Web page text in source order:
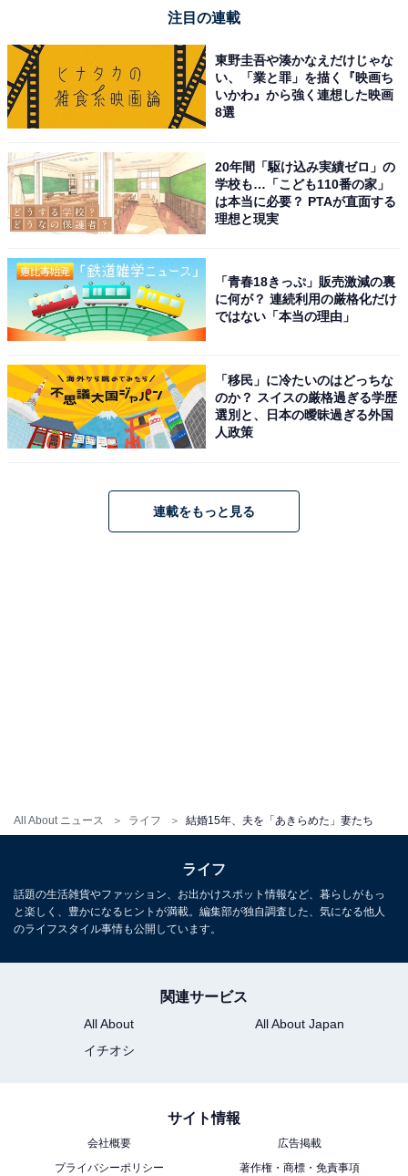
All About ニュース ライフ 結婚15年、夫を「あきらめた」妻たち
の先、何があるかわからないなと思い始めています」
ミキさん（40歳）は結婚13年。10歳のひとり娘がひとり
いる。子どもが病弱だったため、一時期は専業主婦だっ
た。その後、再就職を果たしたが、夫は彼女がいまだに
「家事も子どものことも完全にワンオペ状態です。それ
どころか夫は自分のことさえしなくなってる。結婚当初
て自分で磨いていたのに。専業主婦時代に私がやってし
まったのがいけないんですが、状況が変わったのだから
自分でやってほしいと言ってもやらない。日頃のストレ
い！』とキレちゃったんですよね。そこから夫が私に対
してやたらとビビるようになって……。ちゃんと話し合
おうと言っているんですが、夫は仕事が忙しいと逃げて
ばかり」
最近、ミキさんの頭の中には「離婚」の二文字が浮かぶ
ようになっている。離婚しても経済的にやっていけるか
注目の連載
東野圭吾や湊かなえだけじゃな
い、「業と罪」を描く『映画ち
いかわ』から強く連想した映画
8選
20年間「駆け込み実績ゼロ」の
学校も…「こども110番の家」
は本当に必要？ PTAが直面する
理想と現実
「青春18きっぷ」販売激減の裏
に何が？ 連続利用の厳格化だけ
ではない「本当の理由」
「移民」に冷たいのはどっちな
のか？ スイスの厳格過ぎる学歴
選別と、日本の曖昧過ぎる外国
人政策
連載をもっと見る
ライフ
話題の生活雑貨やファッション、お出かけスポット情報など、暮らしがもっ
と楽しく、豊かになるヒントが満載。編集部が独自調査した、気になる他人
のライフスタイル事情も公開しています。
関連サービス
All About
All About Japan
イチオシ
サイト情報
会社概要
広告掲載
プライバシーポリシー
著作権・商標・免責事項